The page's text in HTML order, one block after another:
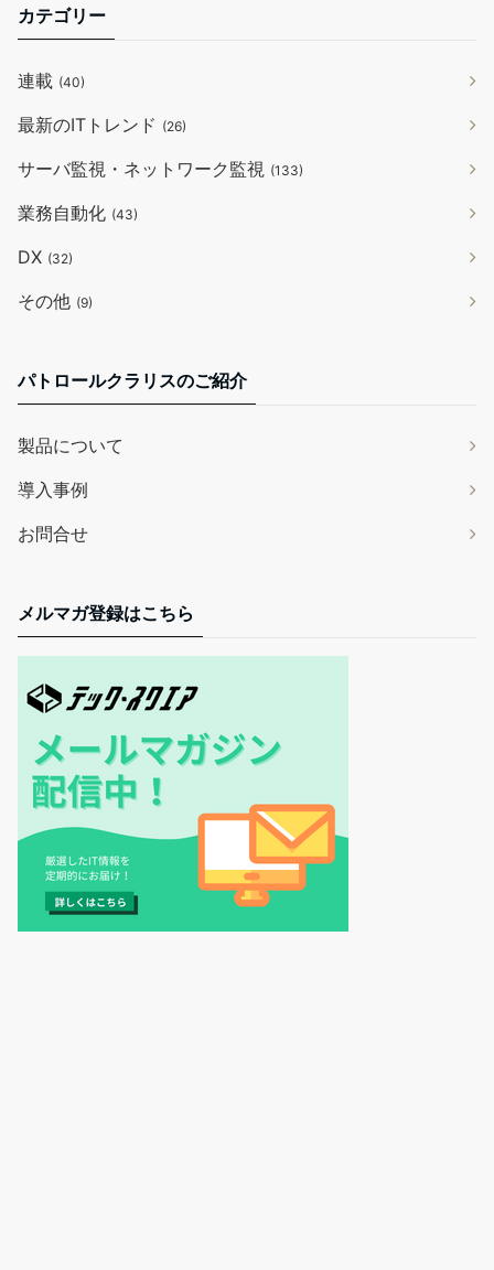
カテゴリー
連載 (40)
最新のITトレンド (26)
サーバ監視・ネットワーク監視 (133)
業務自動化 (43)
DX (32)
その他 (9)
パトロールクラリスのご紹介
製品について
導入事例
お問合せ
メルマガ登録はこちら